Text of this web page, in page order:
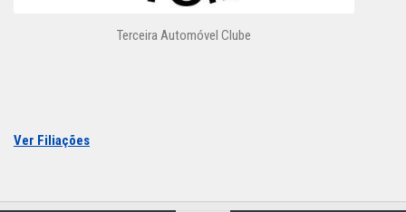
Terceira Automóvel Clube
Ver Filiações